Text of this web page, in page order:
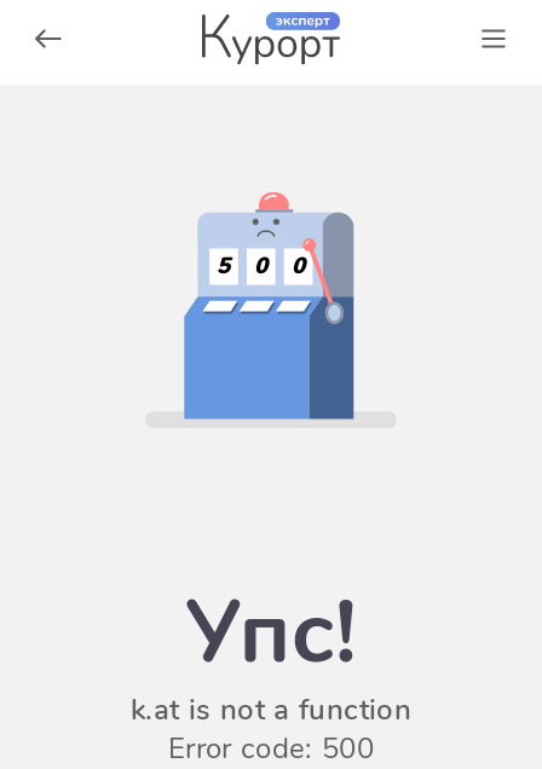
5 0 0
Упс!
k.at is not a function
Error code: 500